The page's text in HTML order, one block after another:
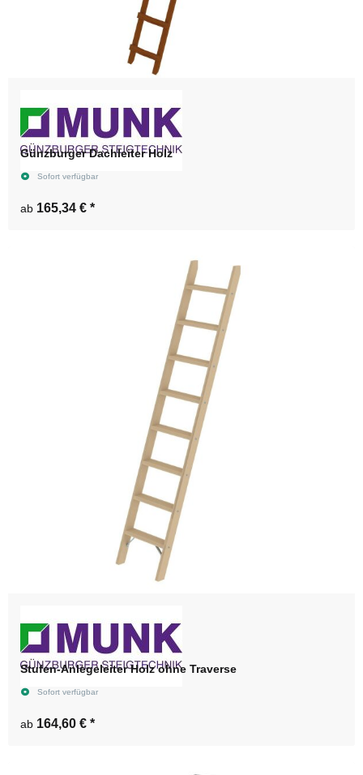
Günzburger Dachleiter Holz
Sofort verfügbar
ab 165,34 € *
Stufen-Anlegeleiter Holz ohne Traverse
Sofort verfügbar
ab 164,60 € *